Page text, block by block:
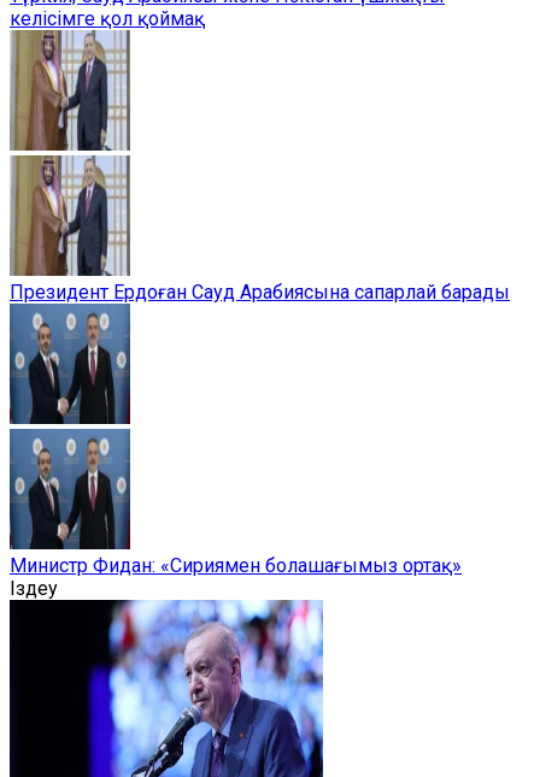
келісімге қол қоймақ
Президент Ердоған Сауд Арабиясына сапарлай барады
Министр Фидан: «Сириямен болашағымыз ортақ»
Іздеу